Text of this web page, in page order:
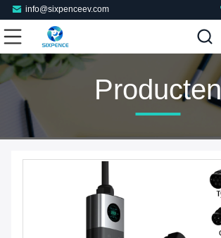
info@sixpenceev.com
Producten